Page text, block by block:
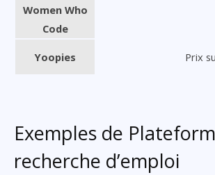
Women Who
Code
Yoopies Prix
Exemples de
recherche d’emploi